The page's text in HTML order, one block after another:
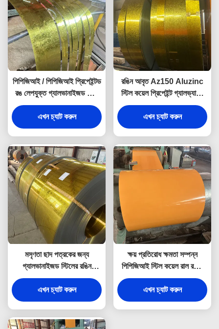
পিপিজিআই / পিপিজিআই প্রিপেইন্টড
রঙ লেপযুক্ত গ্যালভানাইজড স্টিল
শীট পিপিজিআই কয়েল
এখন চ্যাট করুন
রঙিন আবৃত Az150 Aluzinc
স্টিল কয়েল প্রিপেইন্ট গ্যালভ্যালুম
PPGI PPGL স্টিল কয়েল
এখন চ্যাট করুন
মসৃণতা ছাদ পত্রকের জন্য
গ্যালভানাইজড স্টিলের রঙিন
লেপযুক্ত কয়েল স্টিলের পিপিজি
কয়েল
এখন চ্যাট করুন
ক্ষয় প্রতিরোধ ক্ষমতা সম্পন্ন
পিপিজিআই স্টিল কয়েল রাল রঙের
প্রলেপযুক্ত গ্যালভানাইজড স্টিল
কয়েল
এখন চ্যাট করুন